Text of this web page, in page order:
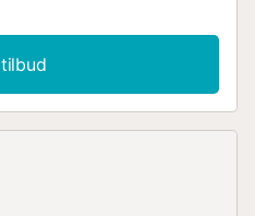
og en garage. På
airconditioneret stue
fuldt udstyrede køkken-
Derudover fuldender et